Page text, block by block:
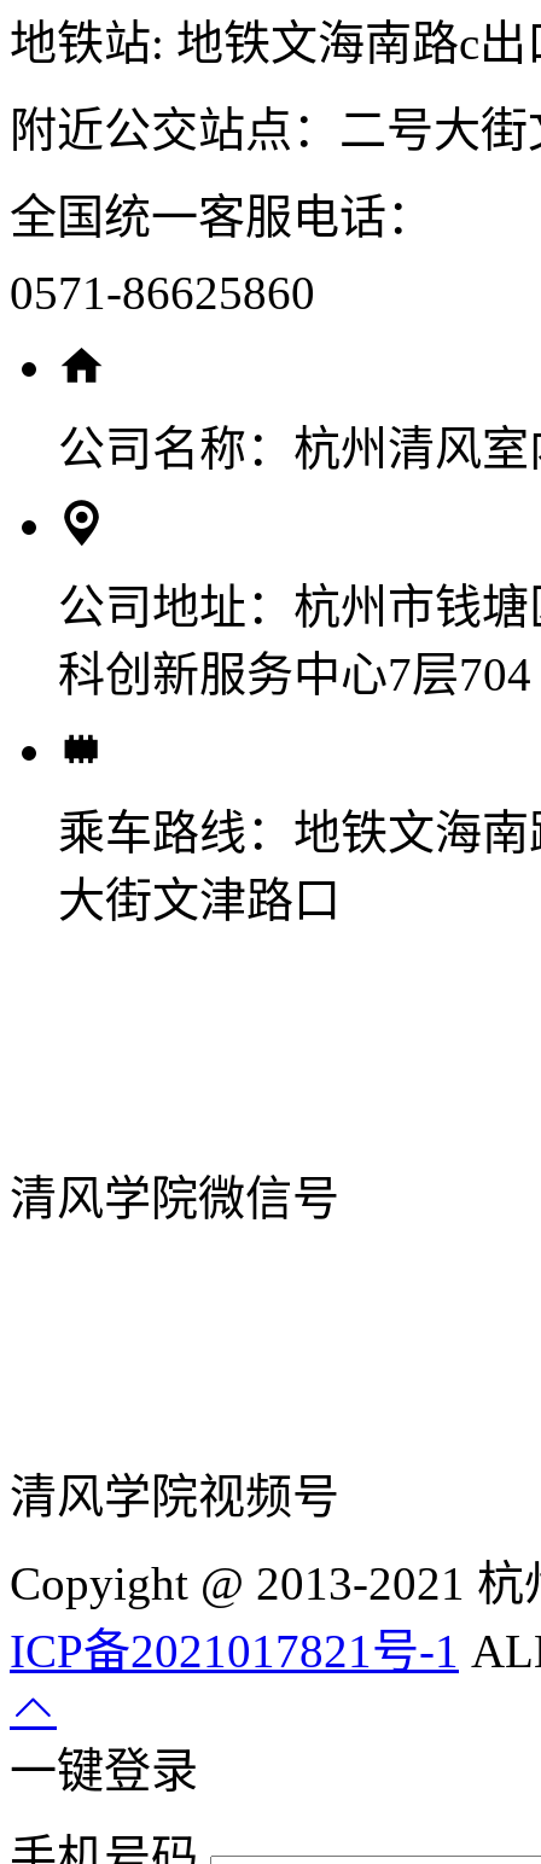
地铁站: 地铁文海南路c出
附近公交站点：二号大
全国统一客服电话：
0571-86625860
公司名称： 杭州清风
公司地址： 杭州市钱
科创新服务中心7层704
乘车路线： 地铁文海
大街文津路口
清风学院微信号
清风学院视频号
Copyight @ 2013-2021
ICP备2021017821号-1
一键登录